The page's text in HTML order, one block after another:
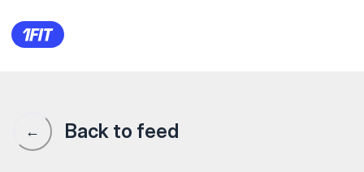
Хорошо отдохнули в
← Back to feed